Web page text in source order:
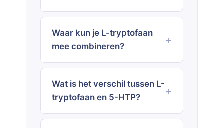
Waar kun je L-tryptofaan
mee combineren?
Wat is het verschil tussen L-
tryptofaan en 5-HTP?